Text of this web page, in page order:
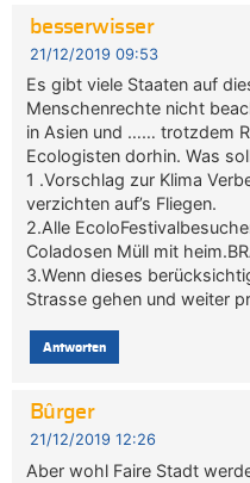
besserwisser
21/12/2019 09:53
Es gibt viele Staaten auf
Menschenrechte nicht
in Asien und …… trotzdem
Ecologisten dorhin. Was
1 .Vorschlag zur Klima
verzichten auf’s Fliegen.
2.Alle
Coladosen Müll mit
3.Wenn dieses
Strasse gehen und weiter
Antworten
Bûrger
21/12/2019 12:26
Aber wohl Faire Stadt